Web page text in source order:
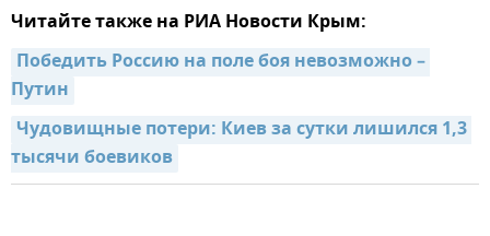
Читайте также на РИА Новости Крым:
Победить Россию на поле боя невозможно –
Путин
Чудовищные потери: Киев за сутки лишился 1,3
тысячи боевиков